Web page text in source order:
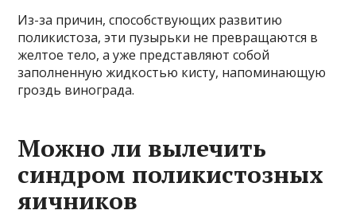
Из-за причин, способствующих развитию
поликистоза, эти пузырьки не превращаются в
желтое тело, а уже представляют собой
заполненную жидкостью кисту, напоминающую
гроздь винограда.
Можно ли вылечить
синдром поликистозных
яичников